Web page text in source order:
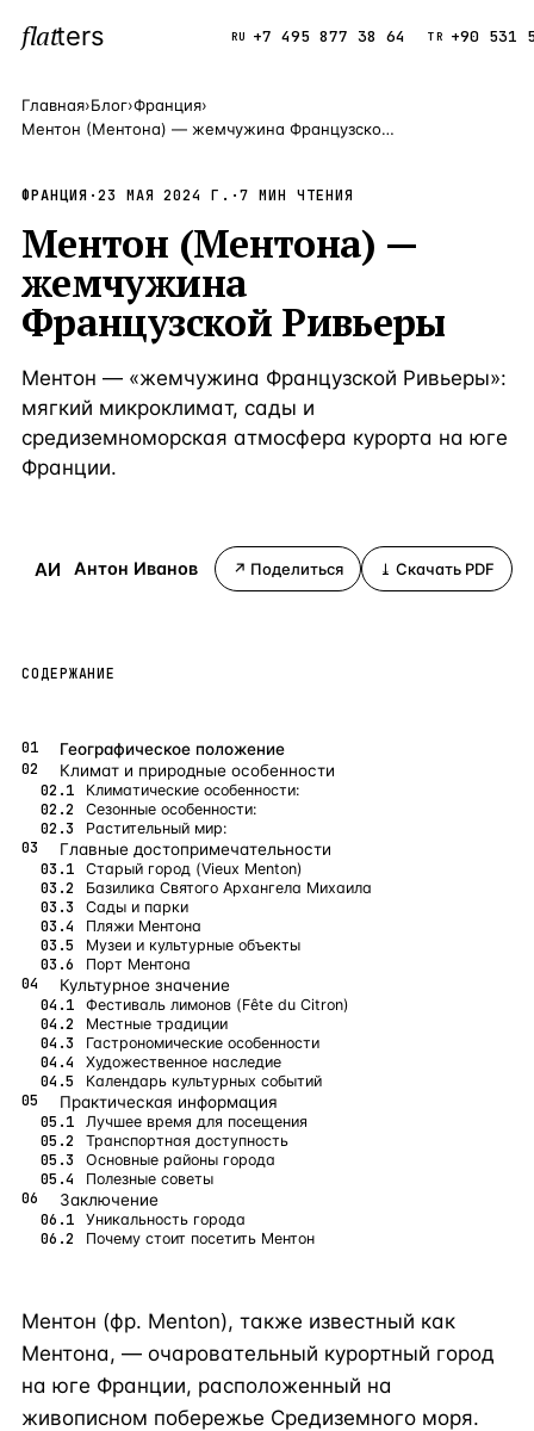
flatters RU +7 495 877 38 64 TR +90 531
Турция — Страна
Россия —Страна
Испания —Страна
Кипр —Страна 3 906
Таиланд —Страна 2 948
Сочи —Локация
Бангкок — Локация Таиланд · 2
ЧАСТО ИЩУТ
Турция Россия Испания
ВСЕ НАПРАВЛЕНИЯ →
Главная›Блог›Франция›
Ментон (Ментона) — жемчужина Французской Ривьеры
ФРАНЦИЯ ·23 МАЯ 2024 Г. ·7 МИН ЧТЕНИЯ
Ментон (Ментона) —
жемчужина
Французской Ривьеры
Ментон — «жемчужина Французской Ривьеры»:
мягкий микроклимат, сады и
средиземноморская атмосфера курорта на юге
Франции.
АИ Антон Иванов ↗ Поделиться ⤓ Скачать PDF
СОДЕРЖАНИЕ
Географическое положение
Климат и природные особенности
Климатические особенности:
Сезонные особенности:
Растительный мир:
Главные достопримечательности
Старый город (Vieux Menton)
Базилика Святого Архангела Михаила
Сады и парки
Пляжи Ментона
Музеи и культурные объекты
Порт Ментона
Культурное значение
Фестиваль лимонов (Fête du Citron)
Местные традиции
Гастрономические особенности
Художественное наследие
Календарь культурных событий
Практическая информация
Лучшее время для посещения
Транспортная доступность
Основные районы города
Полезные советы
Заключение
Уникальность города
Почему стоит посетить Ментон
Ментон (фр. Menton), также известный как
Ментона, — очаровательный курортный город
на юге Франции, расположенный на
живописном побережье Средиземного моря.